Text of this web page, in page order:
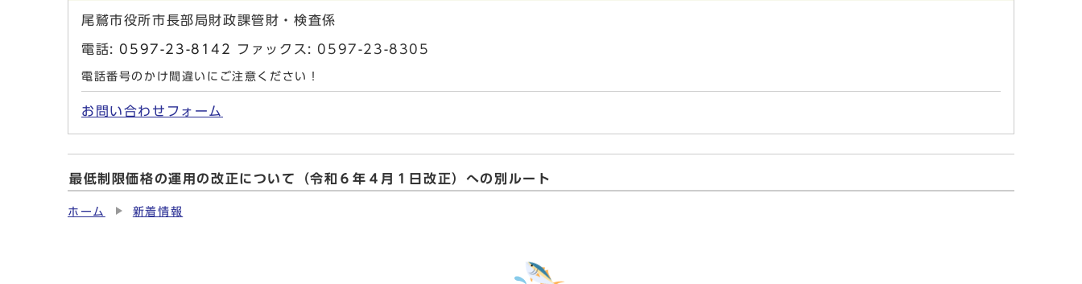
尾鷲市役所市長部局財政課管財・検査係
電話: 0597-23-8142 ファックス: 0597-23-8305
電話番号のかけ間違いにご注意ください！
お問い合わせフォーム
最低制限価格の運用の改正について（令和６年４月１日改正）への別ルート
ホーム 新着情報